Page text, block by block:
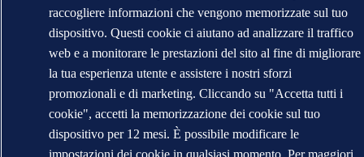
raccogliere informazioni che vengono memorizzate sul tuo
dispositivo. Questi cookie ci aiutano ad analizzare il traffico
web e a monitorare le prestazioni del sito al fine di migliorare
la tua esperienza utente e assistere i nostri sforzi
promozionali e di marketing. Cliccando su "Accetta tutti i
cookie", accetti la memorizzazione dei cookie sul tuo
dispositivo per 12 mesi. È possibile modificare le
impostazioni dei cookie in qualsiasi momento. Per maggiori